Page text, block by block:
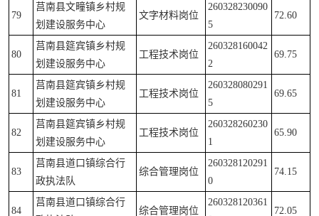
79
莒南县文疃镇乡村规
划建设服务中心
文字材料岗位
260328230090
5
72.60
80
莒南县筵宾镇乡村规
划建设服务中心
工程技术岗位
260328160042
2
69.75
81
莒南县筵宾镇乡村规
划建设服务中心
工程技术岗位
260328080291
5
69.65
82
莒南县筵宾镇乡村规
划建设服务中心
工程技术岗位
260328260230
1
65.90
83
莒南县道口镇综合行
政执法队
综合管理岗位
260328120291
0
74.15
84
莒南县道口镇综合行
综合管理岗位
260328120361
72.05